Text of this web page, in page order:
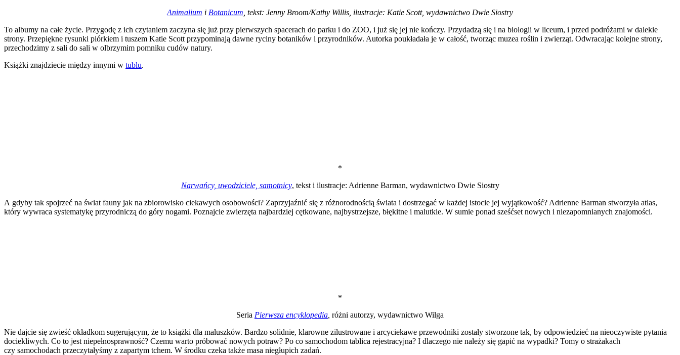
Animalium i Botanicum , tekst: Jenny Broom/Kathy Willis, ilustracje: Katie Scott, wydawnictwo Dwie Siostry
To albumy na całe życie. Przygodę z ich czytaniem zaczyna się już przy pierwszych spacerach do parku i do ZOO, i już się jej nie kończy. Przydadzą się i na biologii w liceum, i przed podróżami w dalekie
strony. Przepiękne rysunki piórkiem i tuszem Katie Scott przypominają dawne ryciny botaników i przyrodników. Autorka poukładała je w całość, tworząc muzea roślin i zwierząt. Odwracając kolejne strony,
przechodzimy z sali do sali w olbrzymim pomniku cudów natury.
Książki znajdziecie między innymi w tublu.
*
Narwańcy, uwodziciele, samotnicy, tekst i ilustracje: Adrienne Barman, wydawnictwo Dwie Siostry
A gdyby tak spojrzeć na świat fauny jak na zbiorowisko ciekawych osobowości? Zaprzyjaźnić się z różnorodnością świata i dostrzegać w każdej istocie jej wyjątkowość? Adrienne Barman stworzyła atlas,
który wywraca systematykę przyrodniczą do góry nogami. Poznajcie zwierzęta najbardziej cętkowane, najbystrzejsze, błękitne i malutkie. W sumie ponad sześćset nowych i niezapomnianych znajomości.
*
Seria Pierwsza encyklopedia różni autorzy, wydawnictwo Wilga
Nie dajcie się zwieść okładkom sugerującym, że to książki dla maluszków. Bardzo solidnie, klarowne zilustrowane i arcyciekawe przewodniki zostały stworzone tak, by odpowiedzieć na nieoczywiste pytania
dociekliwych. Co to jest niepełnosprawność? Czemu warto próbować nowych potraw? Po co samochodom tablica rejestracyjna? I dlaczego nie należy się gapić na wypadki? Tomy o strażakach
czy samochodach przeczytałyśmy z zapartym tchem. W środku czeka także masa niegłupich zadań.